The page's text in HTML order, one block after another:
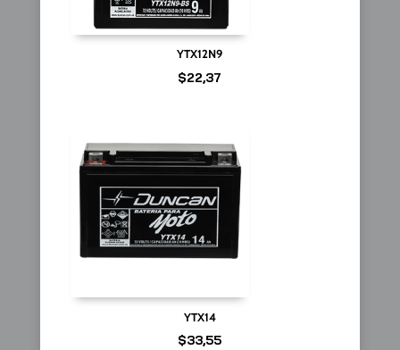
YTX12N9
$22,37
YTX14
$33,55